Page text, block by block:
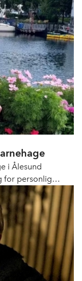
i Ålesund
for personlig